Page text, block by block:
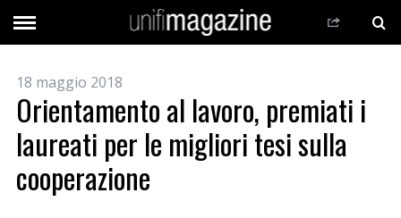
18 maggio 2018
Orientamento al lavoro, premiati i
laureati per le migliori tesi sulla
cooperazione